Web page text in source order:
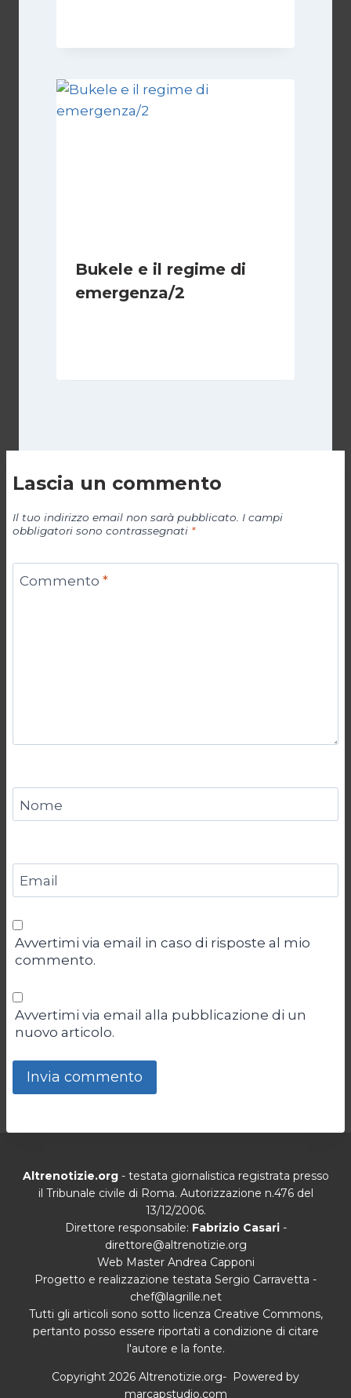
Bukele e il regime di
emergenza/2
Lascia un commento
Il tuo indirizzo email non sarà pubblicato. I campi
obbligatori sono contrassegnati *
Commento *
Nome
Email
Avvertimi via email in caso di risposte al mio
commento.
Avvertimi via email alla pubblicazione di un
nuovo articolo.
Altrenotizie.org- testata giornalistica registrata presso
il Tribunale civile di Roma. Autorizzazione n.476 del
13/12/2006.
Direttore responsabile: Fabrizio Casari-
direttore@altrenotizie.org
Web Master Andrea Capponi
Progetto e realizzazione testata Sergio Carravetta -
chef@lagrille.net
Tutti gli articoli sono sotto licenza Creative Commons,
pertanto posso essere riportati a condizione di citare
l'autore e la fonte.
Copyright 2026 Altrenotizie.org- Powered by
marcapstudio.com